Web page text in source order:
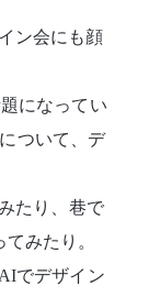
ン会にも顔
になってい
ついて、デ
たり、巷で
てみたり。
でデザイン